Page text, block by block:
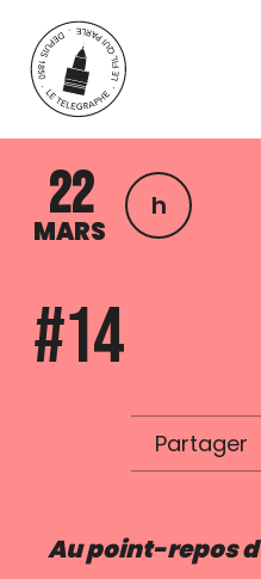
Aller au contenu principal
22
MARS
h
#14
Partager
Au point-repos